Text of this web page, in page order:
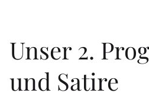
Unser 2.
und Satire